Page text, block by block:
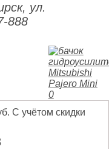
ул.
888
С учётом скидки